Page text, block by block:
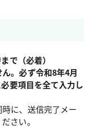
で（必着）
。必ず令和8年4月
要項目を全て入力し
に、送信完了メー
さい。